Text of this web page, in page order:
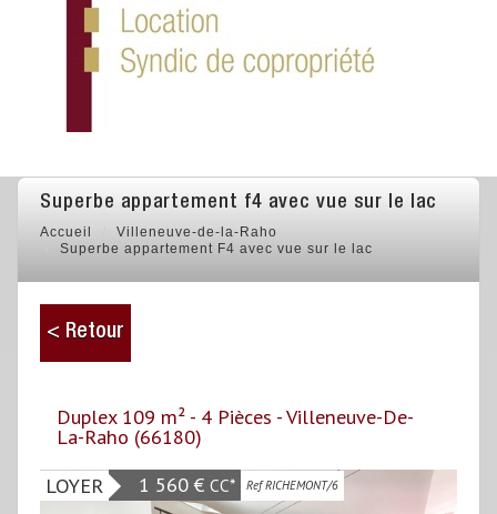
superbe appartement f4 avec vue sur le lac
Accueil
Villeneuve-de-la-Raho
Superbe appartement F4 avec vue sur le lac
< Retour
Duplex 109 m² - 4 Pièces - Villeneuve-De-
La-Raho (66180)
LOYER
1 560 € CC* Ref RICHEMONT/6